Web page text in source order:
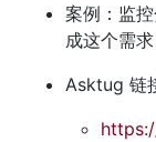
案例：监
成这个需
Asktug 链